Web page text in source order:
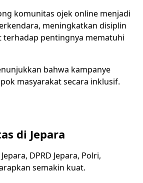
komunitas ojek online menjadi
meningkatkan disiplin
terhadap pentingnya mematuhi
bahwa kampanye
masyarakat secara inklusif.
di Jepara
DPRD Jepara, Polri,
semakin kuat.